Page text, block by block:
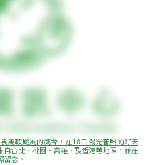
馬鞍颱風的威脅，在18日陽光普照的好天
自台北、桃園、高雄、及香港等地區，並在
留念。